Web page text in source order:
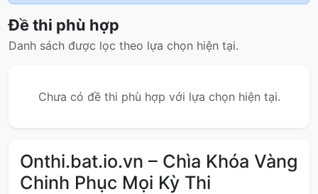
Đề thi phù hợp
Danh sách được lọc theo lựa chọn hiện tại.
Chưa có đề thi phù hợp với lựa chọn hiện tại.
Onthi.bat.io.vn – Chìa Khóa Vàng
Chinh Phục Mọi Kỳ Thi